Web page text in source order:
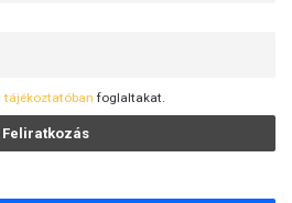
tájékoztatóban foglaltakat.